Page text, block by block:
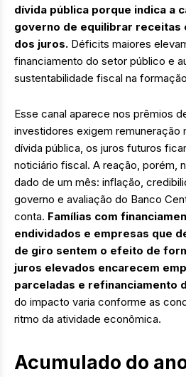
dívida pública porque indica a
governo de equilibrar receitas
dos juros. Déficits maiores
financiamento do setor público e
sustentabilidade fiscal na
Esse canal aparece nos prêmios
investidores exigem remuneração
dívida pública, os juros futuros
noticiário fiscal. A reação, porém,
dado de um mês: inflação,
governo e avaliação do Banco
conta. Famílias com
endividados e empresas que
de giro sentem o efeito de
juros elevados encarecem
parceladas e refinanciamento
do impacto varia conforme as
ritmo da atividade econômica.
Acumulado do